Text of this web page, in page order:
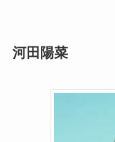
河田陽菜